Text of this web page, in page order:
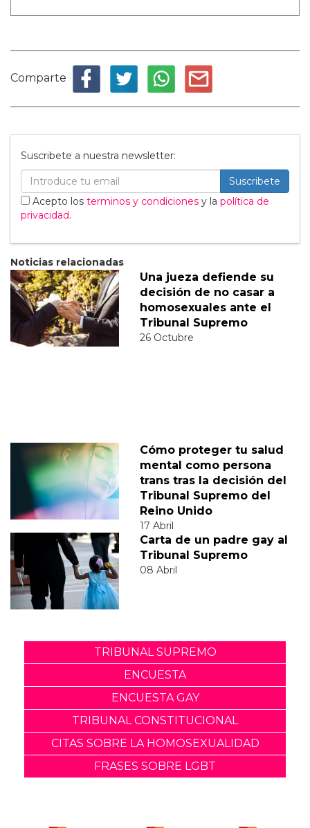
Comparte
Suscribete a nuestra newsletter:
Suscribete
Acepto los terminos y condiciones y la política de
privacidad.
Noticias relacionadas
Una jueza defiende su
decisión de no casar a
homosexuales ante el
Tribunal Supremo
26 Octubre
Cómo proteger tu salud
mental como persona
trans tras la decisión del
Tribunal Supremo del
Reino Unido
17 Abril
Carta de un padre gay al
Tribunal Supremo
08 Abril
TRIBUNAL SUPREMO
ENCUESTA
ENCUESTA GAY
TRIBUNAL CONSTITUCIONAL
CITAS SOBRE LA HOMOSEXUALIDAD
FRASES SOBRE LGBT